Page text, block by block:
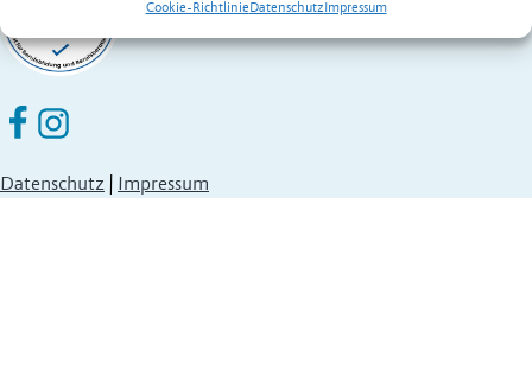
Cookie-RichtlinieDatenschutzImpressum
Eschen Nendeln auf Facebook
Eschen Nendeln auf Instagram
Datenschutz | Impressum